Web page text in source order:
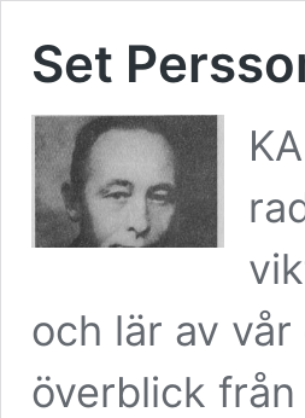
Set
och lär av
överblick